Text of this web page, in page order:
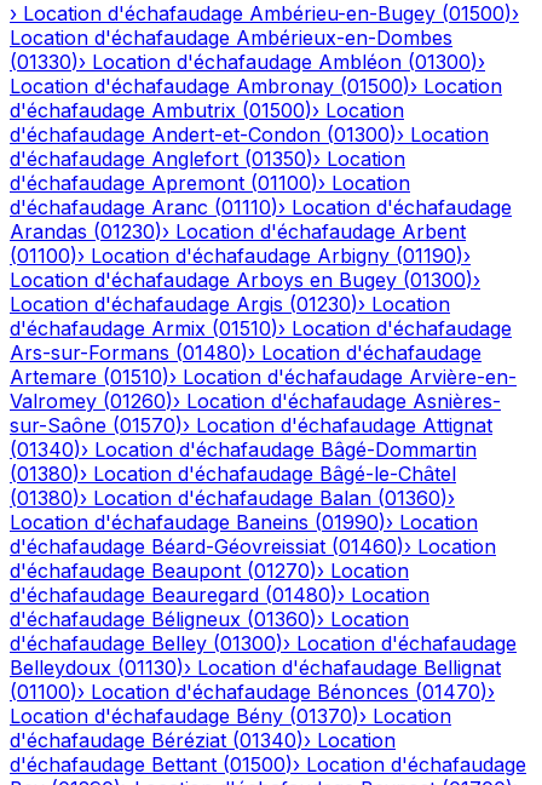
› Location d'échafaudage Ambérieu-en-Bugey (01500)›
Location d'échafaudage Ambérieux-en-Dombes
(01330)› Location d'échafaudage Ambléon (01300)›
Location d'échafaudage Ambronay (01500)› Location
d'échafaudage Ambutrix (01500)› Location
d'échafaudage Andert-et-Condon (01300)› Location
d'échafaudage Anglefort (01350)› Location
d'échafaudage Apremont (01100)› Location
d'échafaudage Aranc (01110)› Location d'échafaudage
Arandas (01230)› Location d'échafaudage Arbent
(01100)› Location d'échafaudage Arbigny (01190)›
Location d'échafaudage Arboys en Bugey (01300)›
Location d'échafaudage Argis (01230)› Location
d'échafaudage Armix (01510)› Location d'échafaudage
Ars-sur-Formans (01480)› Location d'échafaudage
Artemare (01510)› Location d'échafaudage Arvière-en-
Valromey (01260)› Location d'échafaudage Asnières-
sur-Saône (01570)› Location d'échafaudage Attignat
(01340)› Location d'échafaudage Bâgé-Dommartin
(01380)› Location d'échafaudage Bâgé-le-Châtel
(01380)› Location d'échafaudage Balan (01360)›
Location d'échafaudage Baneins (01990)› Location
d'échafaudage Béard-Géovreissiat (01460)› Location
d'échafaudage Beaupont (01270)› Location
d'échafaudage Beauregard (01480)› Location
d'échafaudage Béligneux (01360)› Location
d'échafaudage Belley (01300)› Location d'échafaudage
Belleydoux (01130)› Location d'échafaudage Bellignat
(01100)› Location d'échafaudage Bénonces (01470)›
Location d'échafaudage Bény (01370)› Location
d'échafaudage Béréziat (01340)› Location
d'échafaudage Bettant (01500)› Location d'échafaudage